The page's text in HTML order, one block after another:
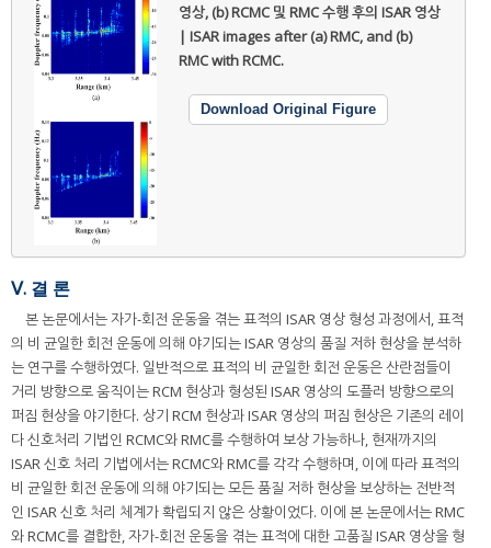
영상, (b) RCMC 및 RMC 수행 후의 ISAR 영상
| ISAR images after (a) RMC, and (b)
RMC with RCMC.
Download Original Figure
Ⅴ. 결 론
본 논문에서는 자가-회전 운동을 겪는 표적의 ISAR 영상 형성 과정에서, 표적
의 비 균일한 회전 운동에 의해 야기되는 ISAR 영상의 품질 저하 현상을 분석하
는 연구를 수행하였다. 일반적으로 표적의 비 균일한 회전 운동은 산란점들이
거리 방향으로 움직이는 RCM 현상과 형성된 ISAR 영상의 도플러 방향으로의
퍼짐 현상을 야기한다. 상기 RCM 현상과 ISAR 영상의 퍼짐 현상은 기존의 레이
다 신호처리 기법인 RCMC와 RMC를 수행하여 보상 가능하나, 현재까지의
ISAR 신호 처리 기법에서는 RCMC와 RMC를 각각 수행하며, 이에 따라 표적의
비 균일한 회전 운동에 의해 야기되는 모든 품질 저하 현상을 보상하는 전반적
인 ISAR 신호 처리 체계가 확립되지 않은 상황이었다. 이에 본 논문에서는 RMC
와 RCMC를 결합한, 자가-회전 운동을 겪는 표적에 대한 고품질 ISAR 영상을 형